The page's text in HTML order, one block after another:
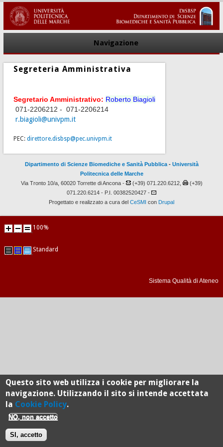
Navigazione
Segreteria Amministrativa
Segretario Amministrativo: Roberto Biagioli
071-2206212 - 071-2206214
r.biagioli@univpm.it
PEC: direttore.disbsp@pec.univpm.it
Dipartimento di Scienze Biomediche e Sanità Pubblica- Università
Politecnica delle Marche
Via Tronto 10/a, 60020 Torrette di Ancona -
(+39) 071.220.6212,
(+39)
071.220.6214 - P.I. 00382520427 -
Progettato e realizzato a cura del CeSMI con Drupal
100%
Standard
Sistema Qualità di Ateneo
Questo sito web utilizza i cookie per migliorare la
navigazione. Utilizzando il sito si intende accettata
la Cookie Policy.
NO, non accetto
SI, accetto